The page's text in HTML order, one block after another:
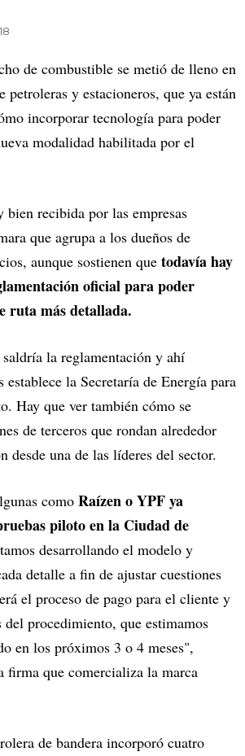
de combustible se metió de lleno en
petroleras y estacioneros, que ya están
incorporar tecnología para poder
modalidad habilitada por el
recibida por las empresas
que agrupa a los dueños de
aunque sostienen que todavía hay
oficial para poder
ruta más detallada.
la reglamentación y ahí
establece la Secretaría de Energía para
Hay que ver también cómo se
de terceros que rondan alrededor
desde una de las líderes del sector.
como Raízen o YPF ya
piloto en la Ciudad de
desarrollando el modelo y
detalle a fin de ajustar cuestiones
el proceso de pago para el cliente y
procedimiento, que estimamos
en los próximos 3 o 4 meses",
firma que comercializa la marca
de bandera incorporó cuatro